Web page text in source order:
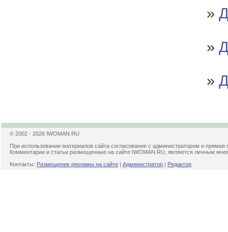
»
»
»
© 2002 - 2026 IWOMAN.RU
При использовании материалов сайта согласование с администратором и прямая
Комментарии и статьи размещенные на сайте IWOMAN.RU, являются личным
Контакты: Размещение рекламы на сайте | Администратор | Редактор